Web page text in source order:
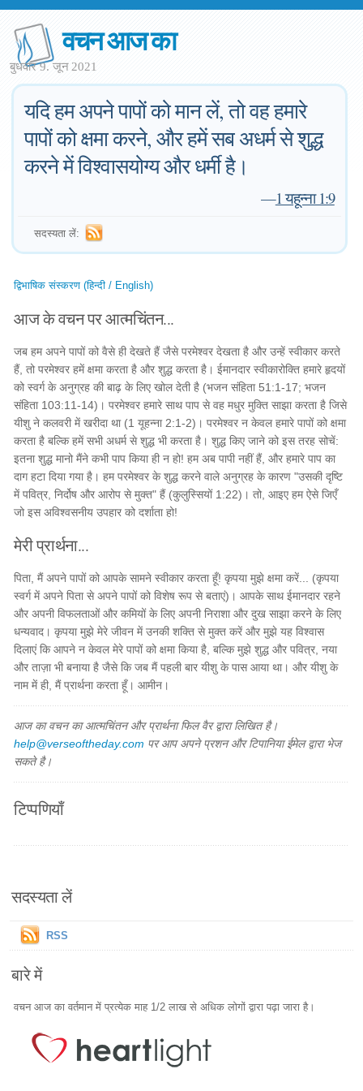
वचन आज का
बुधवार 9. जून 2021
यदि हम अपने पापों को मान लें, तो वह हमारे
पापों को क्षमा करने, और हमें सब अधर्म से शुद्ध
करने में विश्वासयोग्य और धर्मी है।
—1 यहून्ना 1:9
सदस्यता लें:
द्विभाषिक संस्करण (हिन्दी / English)
आज के वचन पर आत्मचिंतन...
जब हम अपने पापों को वैसे ही देखते हैं जैसे परमेश्वर देखता है और उन्हें स्वीकार करते
हैं, तो परमेश्वर हमें क्षमा करता है और शुद्ध करता है। ईमानदार स्वीकारोक्ति हमारे हृदयों
को स्वर्ग के अनुग्रह की बाढ़ के लिए खोल देती है (भजन संहिता 51:1-17; भजन
संहिता 103:11-14)। परमेश्वर हमारे साथ पाप से वह मधुर मुक्ति साझा करता है जिसे
यीशु ने कलवरी में खरीदा था (1 यूहन्ना 2:1-2)। परमेश्वर न केवल हमारे पापों को क्षमा
करता है बल्कि हमें सभी अधर्म से शुद्ध भी करता है। शुद्ध किए जाने को इस तरह सोचें:
इतना शुद्ध मानो मैंने कभी पाप किया ही न हो! हम अब पापी नहीं हैं, और हमारे पाप का
दाग हटा दिया गया है। हम परमेश्वर के शुद्ध करने वाले अनुग्रह के कारण "उसकी दृष्टि
में पवित्र, निर्दोष और आरोप से मुक्त" हैं (कुलुस्सियों 1:22)। तो, आइए हम ऐसे जिएँ
जो इस अविश्वसनीय उपहार को दर्शाता हो!
मेरी प्रार्थना...
पिता, मैं अपने पापों को आपके सामने स्वीकार करता हूँ! कृपया मुझे क्षमा करें... (कृपया
स्वर्ग में अपने पिता से अपने पापों को विशेष रूप से बताएं)। आपके साथ ईमानदार रहने
और अपनी विफलताओं और कमियों के लिए अपनी निराशा और दुख साझा करने के लिए
धन्यवाद। कृपया मुझे मेरे जीवन में उनकी शक्ति से मुक्त करें और मुझे यह विश्वास
दिलाएं कि आपने न केवल मेरे पापों को क्षमा किया है, बल्कि मुझे शुद्ध और पवित्र, नया
और ताज़ा भी बनाया है जैसे कि जब मैं पहली बार यीशु के पास आया था। और यीशु के
नाम में ही, मैं प्रार्थना करता हूँ। आमीन।
आज का वचन का आत्मचिंतन और प्रार्थना फिल वैर द्वारा लिखित है।
help@verseoftheday.com पर आप अपने प्रशन और टिपानिया ईमेल द्वारा भेज
सकते है।
टिप्पणियाँ
सदस्यता लें
RSS
बारे में
वचन आज का वर्तमान में प्रत्येक माह 1/2 लाख से अधिक लोगों द्वारा पढ़ा जारा है।